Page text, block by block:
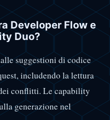
Developer Flow e
Duo?
suggestioni di codice
includendo la lettura
conflitti. Le capability
generazione nel